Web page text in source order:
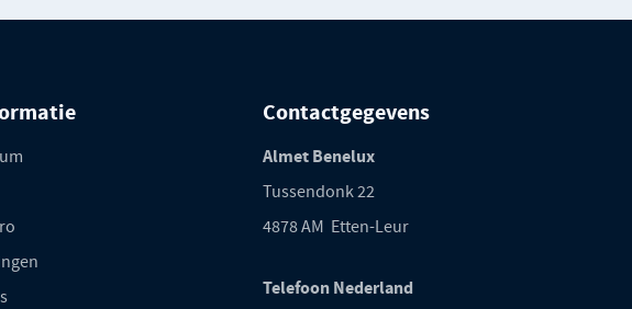
Contactgegevens
Almet Benelux
Tussendonk 22
4878 AM Etten-Leur
Telefoon Nederland